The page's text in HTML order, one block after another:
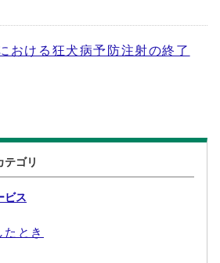
おける狂犬病予防注射の終了
テゴリ
ビス
とき